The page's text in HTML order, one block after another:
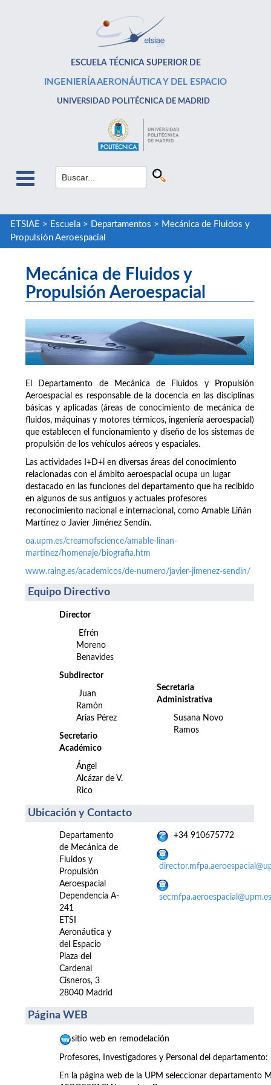
ESCUELA TÉCNICA SUPERIOR DE
INGENIERÍA AERONÁUTICA Y DEL ESPACIO
UNIVERSIDAD POLITÉCNICA DE MADRID
ETSIAE > Escuela> Departamentos > Mecánica de Fluidos y
Propulsión Aeroespacial
Mecánica de Fluidos y
Propulsión Aeroespacial
El Departamento de Mecánica de Fluidos y Propulsión
Aeroespacial es responsable de la docencia en las disciplinas
básicas y aplicadas (áreas de conocimiento de mecánica de
fluidos, máquinas y motores térmicos, ingeniería aeroespacial)
que establecen el funcionamiento y diseño de los sistemas de
propulsión de los vehículos aéreos y espaciales.
Las actividades I+D+i en diversas áreas del conocimiento
relacionadas con el ámbito aeroespacial ocupa un lugar
destacado en las funciones del departamento que ha recibido
en algunos de sus antiguos y actuales profesores
reconocimiento nacional e internacional, como Amable Liñán
Martínez o Javier Jiménez Sendín.
oa.upm.es/creamofscience/amable-linan-
martinez/homenaje/biografia.htm
www.raing.es/academicos/de-numero/javier-jimenez-sendin/
Equipo Directivo
Director
Efrén
Moreno
Benavides
Subdirector
Juan
Ramón
Arias Pérez
Secretario
Académico
Ángel
Alcázar de V.
Rico
Secretaria
Administrativa
Susana Novo
Ramos
Ubicación y Contacto
Departamento
de Mecánica de
Fluidos y
Propulsión
Aeroespacial
Dependencia A-
241
ETSI
Aeronáutica y
del Espacio
Plaza del
Cardenal
Cisneros, 3
28040 Madrid
+34 910675772
secmfpa.aeroespacial@upm.es
Página WEB
sitio web en remodelación
Profesores, Investigadores y Personal del departamento:
En la página web de la UPM seleccionar departamento